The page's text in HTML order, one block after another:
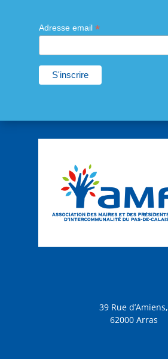
Adresse email *
39 Rue d’Amiens,
62000 Arras